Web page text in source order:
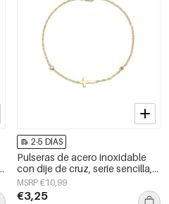
2-5 DÍAS
Pulseras de acero inoxidable
con dije de cruz, serie sencilla,
joyería para mujer
MSRP €10,99
€3,25